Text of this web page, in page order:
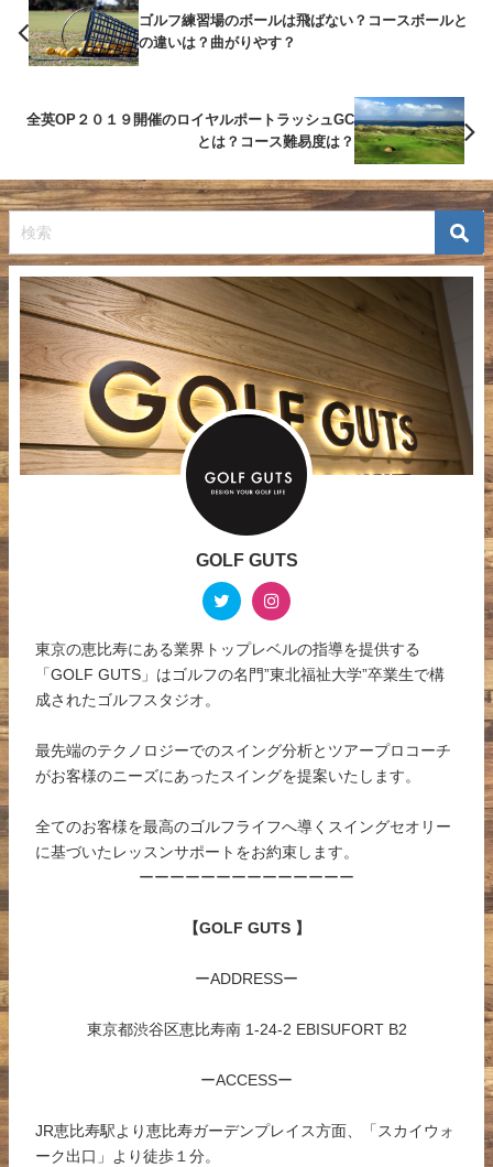
ゴルフ練習場のボールは飛ばない？コースボールと
の違いは？曲がりやす？
全英OP２０１９開催のロイヤルポートラッシュGC
とは？コース難易度は？
GOLF GUTS
東京の恵比寿にある業界トップレベルの指導を提供する
「GOLF GUTS」はゴルフの名門”東北福祉大学”卒業生で構
成されたゴルフスタジオ。
最先端のテクノロジーでのスイング分析とツアープロコーチ
がお客様のニーズにあったスイングを提案いたします。
全てのお客様を最高のゴルフライフへ導くスイングセオリー
に基づいたレッスンサポートをお約束します。
ーーーーーーーーーーーーーー
【GOLF GUTS 】
ーADDRESSー
東京都渋谷区恵比寿南 1-24-2 EBISUFORT B2
ーACCESSー
JR恵比寿駅より恵比寿ガーデンプレイス方面、「スカイウォ
ーク出口」より徒歩１分。